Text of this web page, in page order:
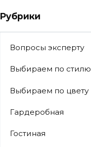
Рубрики
Вопросы эксперту
Выбираем по стилю
Выбираем по цвету
Гардеробная
Гостиная